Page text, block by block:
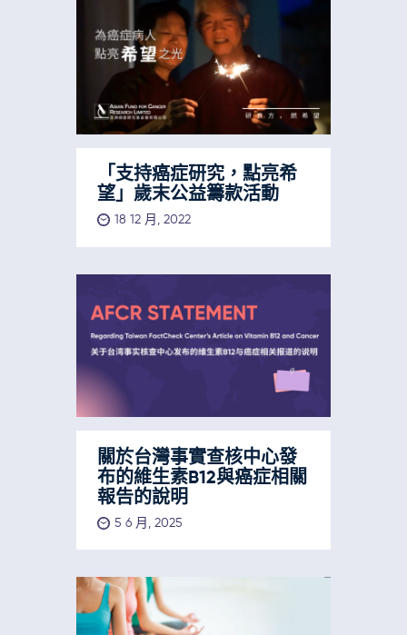
「支持癌症研究，點亮希
望」歲末公益籌款活動
18 12 月, 2022
關於台灣事實查核中心發
布的維生素B12與癌症相關
報告的說明
5 6 月, 2025